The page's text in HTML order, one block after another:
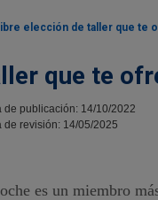
elección de taller que te
que te
de publicación: 14/10/2022
de revisión: 14/05/2025
es un miembro